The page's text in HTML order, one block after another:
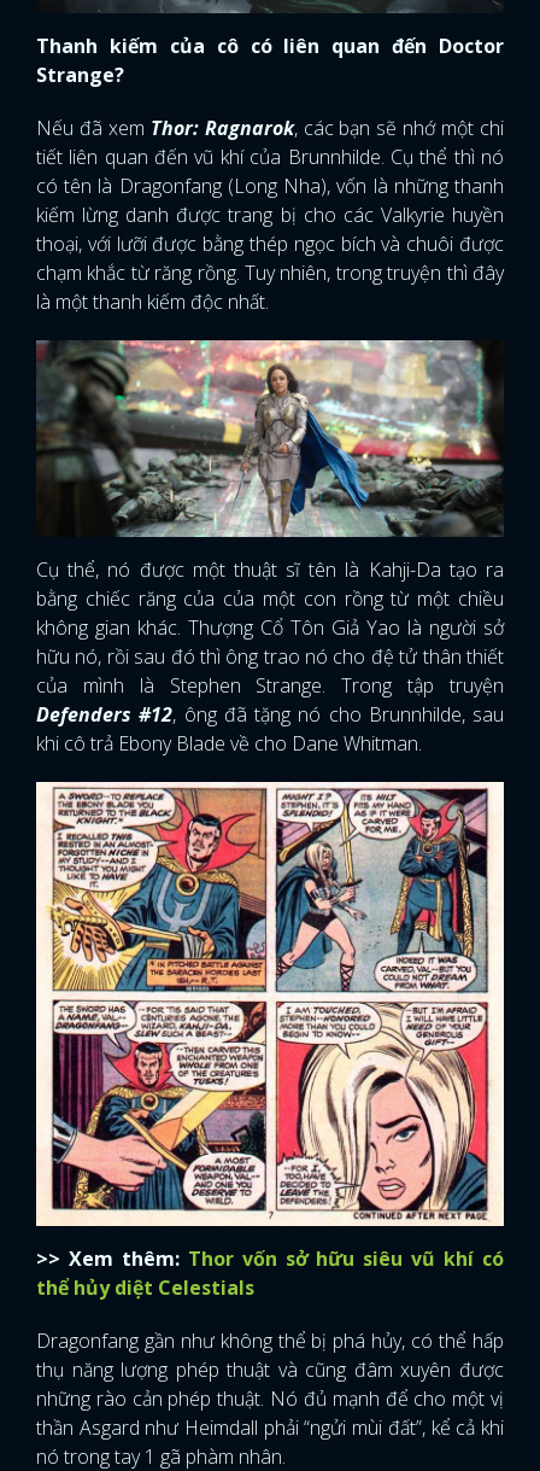
Thanh kiếm của cô có liên quan đến Doctor
Strange?
Nếu đã xem Thor: Ragnarok, các bạn sẽ nhớ một chi
tiết liên quan đến vũ khí của Brunnhilde. Cụ thể thì nó
có tên là Dragonfang (Long Nha), vốn là những thanh
kiếm lừng danh được trang bị cho các Valkyrie huyền
thoại, với lưỡi được bằng thép ngọc bích và chuôi được
chạm khắc từ răng rồng. Tuy nhiên, trong truyện thì đây
là một thanh kiếm độc nhất.
Cụ thể, nó được một thuật sĩ tên là Kahji-Da tạo ra
bằng chiếc răng của của một con rồng từ một chiều
không gian khác. Thượng Cổ Tôn Giả Yao là người sở
hữu nó, rồi sau đó thì ông trao nó cho đệ tử thân thiết
của mình là Stephen Strange. Trong tập truyện
Defenders #12, ông đã tặng nó cho Brunnhilde, sau
khi cô trả Ebony Blade về cho Dane Whitman.
>> Xem thêm: Thor vốn sở hữu siêu vũ khí có
thể hủy diệt Celestials
Dragonfang gần như không thể bị phá hủy, có thể hấp
thụ năng lượng phép thuật và cũng đâm xuyên được
những rào cản phép thuật. Nó đủ mạnh để cho một vị
thần Asgard như Heimdall phải “ngửi mùi đất”, kể cả khi
nó trong tay 1 gã phàm nhân.